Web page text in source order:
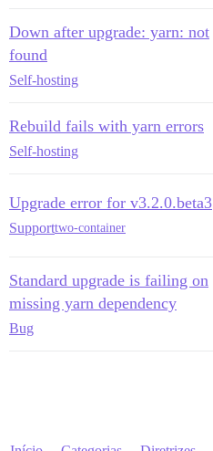
Down after upgrade: yarn: not
found
Self-hosting
Rebuild fails with yarn errors
Self-hosting
Upgrade error for v3.2.0.beta3
Supporttwo-container
Standard upgrade is failing on
missing yarn dependency
Bug